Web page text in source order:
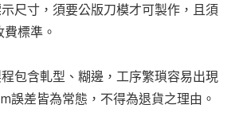
尺寸，須要公版刀模才可製作，且須
標準。
包含軋型、糊邊，工序繁瑣容易出現
誤差皆為常態，不得為退貨之理由。